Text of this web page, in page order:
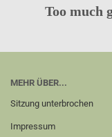
Too much
MEHR ÜBER...
Sitzung unterbrochen
Impressum